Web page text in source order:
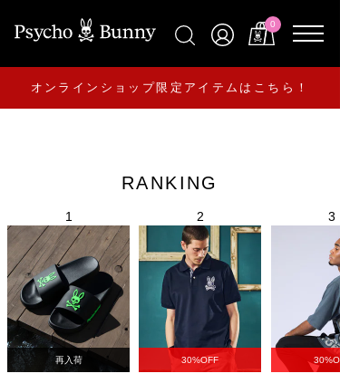
0
オンラインショップ限定アイテムはこちら！
RANKING
再入荷 30%OFF